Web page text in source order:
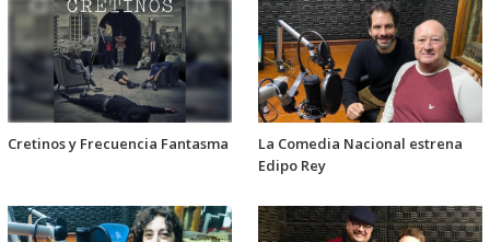
Cretinos y Frecuencia Fantasma
La Comedia Nacional estrena
Edipo Rey